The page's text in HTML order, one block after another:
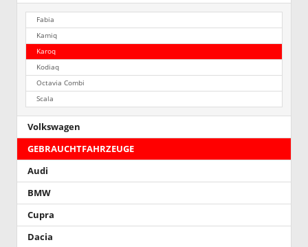
Fabia
Kamiq
Karoq
Kodiaq
Octavia Combi
Scala
Volkswagen
GEBRAUCHTFAHRZEUGE
Audi
BMW
Cupra
Dacia